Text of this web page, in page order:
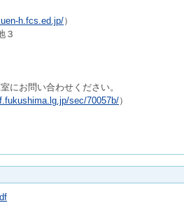
h.fcs.ed.jp/）
３
にお問い合わせください。
sec/70057b/）